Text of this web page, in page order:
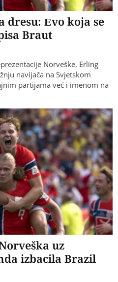
dresu: Evo koja se
Braut
Norveške, Erling
navijača na Svjetskom
partijama već i imenom na
uz
izbacila Brazil